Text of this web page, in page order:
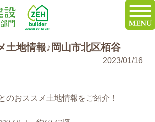
土地情報♪岡山市北区栢谷
2023/01/16
のおススメ土地情報をご紹介！